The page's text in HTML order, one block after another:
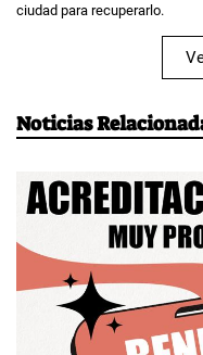
ciudad para recuperarlo.
Noticias